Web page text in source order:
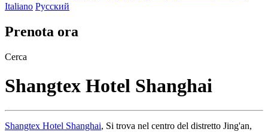
Italiano Русский
Prenota ora
Cerca
Shangtex Hotel Shanghai
Shangtex Hotel Shanghai, Si trova nel centro del distretto Jing'an,